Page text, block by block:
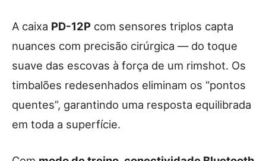
A caixa PD-12P com sensores triplos capta
nuances com precisão cirúrgica — do toque
suave das escovas à força de um rimshot. Os
timbalões redesenhados eliminam os “pontos
quentes”, garantindo uma resposta equilibrada
em toda a superfície.